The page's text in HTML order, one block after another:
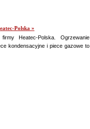
Polska »
Heatec-Polska. Ogrzewanie
kondensacyjne i piece gazowe to